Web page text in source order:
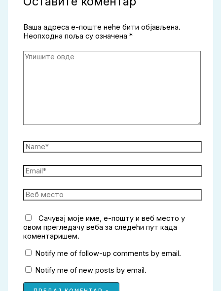
Ваша адреса е-поште неће бити објављена.
Неопходна поља су означена*
Упишите
Name*
Email*
Веб
место
Сачувај моје име, е-пошту и веб место у
овом прегледачу веба за следећи пут када
коментаришем.
Notify me of follow-up comments by email.
Notify me of new posts by email.